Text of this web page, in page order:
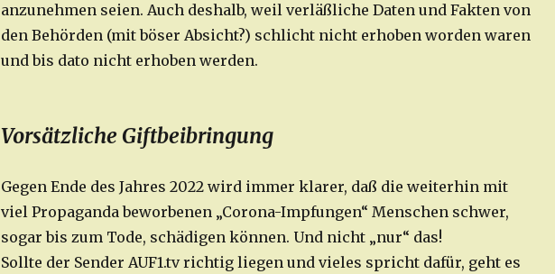
anzunehmen seien. Auch deshalb, weil verläßliche Daten und Fakten von
den Behörden (mit böser Absicht?) schlicht nicht erhoben worden waren
und bis dato nicht erhoben werden.
Vorsätzliche Giftbeibringung
Gegen Ende des Jahres 2022 wird immer klarer, daß die weiterhin mit
viel Propaganda beworbenen „Corona-Impfungen“ Menschen schwer,
sogar bis zum Tode, schädigen können. Und nicht „nur“ das!
Sollte der Sender AUF1.tv richtig liegen und vieles spricht dafür, geht es